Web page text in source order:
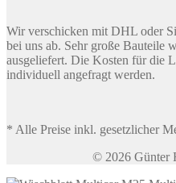
Wir verschicken mit DHL oder
bei uns ab. Sehr große Bauteile
ausgeliefert. Die Kosten für die
individuell angefragt werden.
* Alle Preise inkl. gesetzlicher
© 2026 Günter